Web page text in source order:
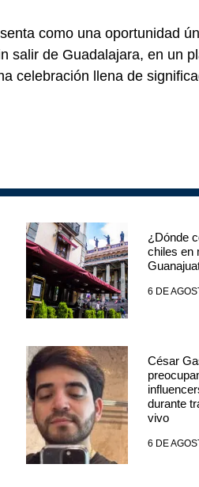
como una oportunidad
salir de Guadalajara, en un
celebración llena de
¿Dónde
chiles en
6 DE
César
durante
vivo
6 DE